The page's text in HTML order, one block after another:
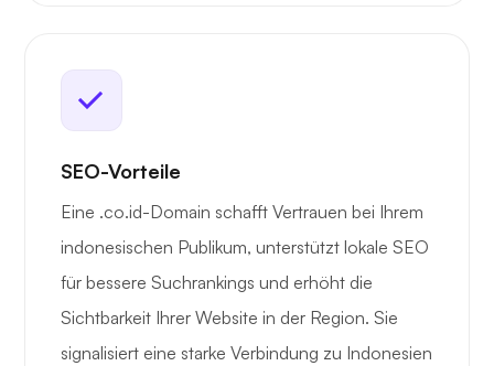
SEO-Vorteile
Eine .co.id-Domain schafft Vertrauen bei Ihrem
indonesischen Publikum, unterstützt lokale SEO
für bessere Suchrankings und erhöht die
Sichtbarkeit Ihrer Website in der Region. Sie
signalisiert eine starke Verbindung zu Indonesien